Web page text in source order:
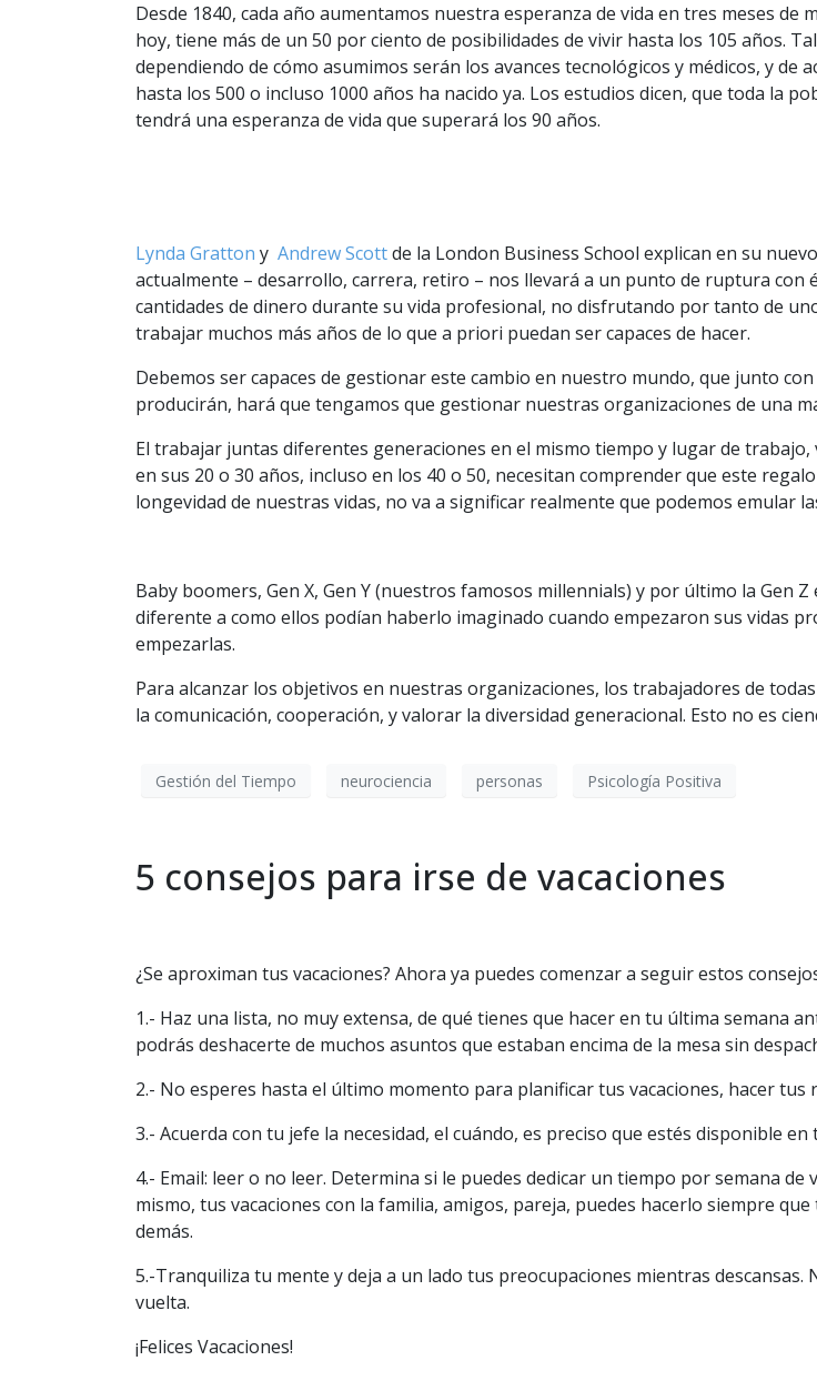
Desde 1840, cada año aumentamos nuestra esperanza de vida en tres meses
hoy, tiene más de un 50 por ciento de posibilidades de vivir hasta los 105 años.
dependiendo de cómo asumimos serán los avances tecnológicos y médicos, y
hasta los 500 o incluso 1000 años ha nacido ya. Los estudios dicen, que toda la
tendrá una esperanza de vida que superará los 90 años.
Lynda Gratton y Andrew Scottde la London Business School explican en su
actualmente – desarrollo, carrera, retiro – nos llevará a un punto de ruptura con
cantidades de dinero durante su vida profesional, no disfrutando por tanto de
trabajar muchos más años de lo que a priori puedan ser capaces de hacer.
Debemos ser capaces de gestionar este cambio en nuestro mundo, que junto
producirán, hará que tengamos que gestionar nuestras organizaciones de una
El trabajar juntas diferentes generaciones en el mismo tiempo y lugar de
en sus 20 o 30 años, incluso en los 40 o 50, necesitan comprender que este
longevidad de nuestras vidas, no va a significar realmente que podemos emular
Baby boomers, Gen X, Gen Y (nuestros famosos millennials) y por último la
diferente a como ellos podían haberlo imaginado cuando empezaron sus vidas
empezarlas.
Para alcanzar los objetivos en nuestras organizaciones, los trabajadores de
la comunicación, cooperación, y valorar la diversidad generacional. Esto no es
Gestión del Tiempo neurociencia personas Psicología Positiva
5 consejos para irse de vacaciones
¿Se aproximan tus vacaciones? Ahora ya puedes comenzar a seguir estos
1.- Haz una lista, no muy extensa, de qué tienes que hacer en tu última semana
podrás deshacerte de muchos asuntos que estaban encima de la mesa sin
2.- No esperes hasta el último momento para planificar tus vacaciones, hacer tus
3.- Acuerda con tu jefe la necesidad, el cuándo, es preciso que estés disponible
4.- Email: leer o no leer. Determina si le puedes dedicar un tiempo por semana
mismo, tus vacaciones con la familia, amigos, pareja, puedes hacerlo siempre
demás.
5.-Tranquiliza tu mente y deja a un lado tus preocupaciones mientras
vuelta.
¡Felices Vacaciones!